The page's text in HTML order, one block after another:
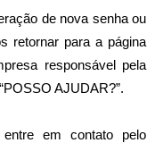
de nova senha ou
retornar para a página
responsável pela
AJUDAR?”.
em contato pelo